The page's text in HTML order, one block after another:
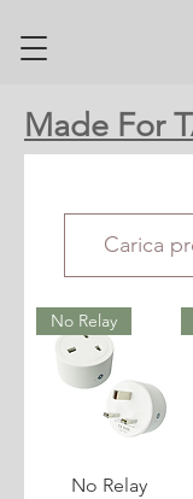
Made For
Carica
No Relay
No Relay